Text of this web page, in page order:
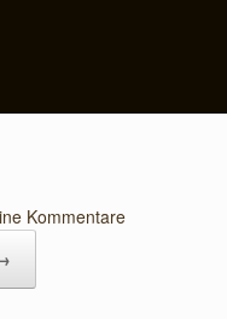
Kommentare